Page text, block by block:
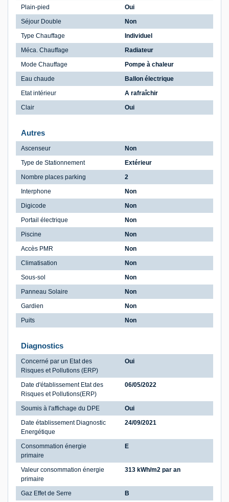
Plain-pied
Oui
Séjour Double
Non
Type Chauffage
Individuel
Méca. Chauffage
Radiateur
Mode Chauffage
Pompe à chaleur
Eau chaude
Ballon électrique
Etat intérieur
A rafraîchir
Clair
Oui
Autres
Ascenseur
Non
Type de Stationnement
Extérieur
Nombre places parking
2
Interphone
Non
Digicode
Non
Portail électrique
Non
Piscine
Non
Accès PMR
Non
Climatisation
Non
Sous-sol
Non
Panneau Solaire
Non
Gardien
Non
Puits
Non
Diagnostics
Concerné par un Etat des
Risques et Pollutions (ERP)
Oui
Date d'établissement Etat des
Risques et Pollutions(ERP)
06/05/2022
Soumis à l'affichage du DPE
Oui
Date établissement Diagnostic
Energétique
24/09/2021
Consommation énergie
primaire
E
Valeur consommation énergie
primaire
313 kWh/m2 par an
Gaz Effet de Serre
B